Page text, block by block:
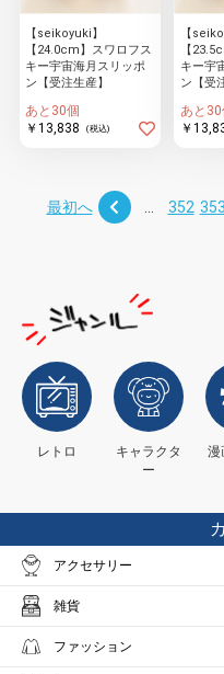
【seikoyuki】
【24.0cm】スワロフス
キー宇宙海月スリッポ
ン【受注生産】
あと30個
￥13,838
(税込)
【
【
キー宇
ン【受
あと30
￥
最初へ 352 353
レトロ
キャラクタ
ー
漫
アクセサリー
雑貨
ファッション